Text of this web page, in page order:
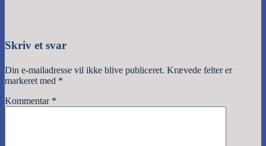
Skriv et svar
Din e-mailadresse vil ikke blive publiceret. Krævede felter er
markeret med *
Kommentar *